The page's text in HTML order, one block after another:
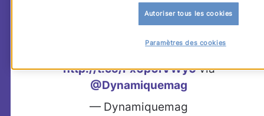
qu’exerce « The Valley » ne s’éteint pas :
http://t.co/Px0p0iVWy0via
@Dynamiquemag
— Dynamiquemag
Autoriser tous les cookies
Paramètres des cookies